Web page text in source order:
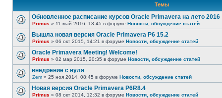
Темы
Обновленное расписание курсов Oracle Primavera на лето 2016
Primus » 11 май 2016, 13:45 в форуме Новости, обсуждение статей
Вышла новая версия Oracle Primavera P6 15.2
Primus » 06 окт 2015, 14:21 в форуме Новости, обсуждение статей
Oracle Primavera Meeting! Welcome!
Primus » 02 мар 2015, 20:35 в форуме Новости, обсуждение статей
внедрение с нуля
Zem » 25 ноя 2014, 08:45 в форуме Новости, обсуждение статей
Новая версия Oracle Primavera P6R8.4
Primus » 08 окт 2014, 12:32 в форуме Новости, обсуждение статей